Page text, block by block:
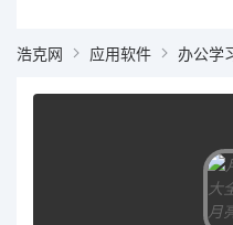
浩克网 应用软件 办公学